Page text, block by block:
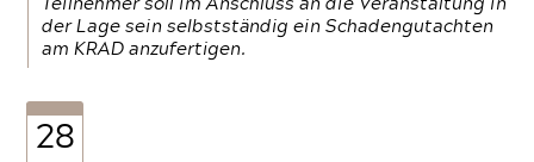
Teilnehmer soll im Anschluss an die Veranstaltung in
der Lage sein selbstständig ein Schadengutachten
am KRAD anzufertigen.
28